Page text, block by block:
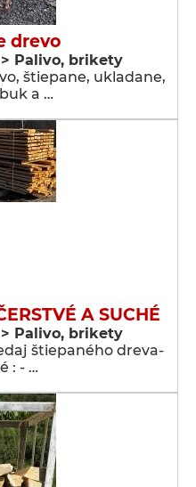
drevo
Palivo, brikety
štiepane, ukladane,
a …
A SUCHÉ
Palivo, brikety
štiepaného dreva-
: - …